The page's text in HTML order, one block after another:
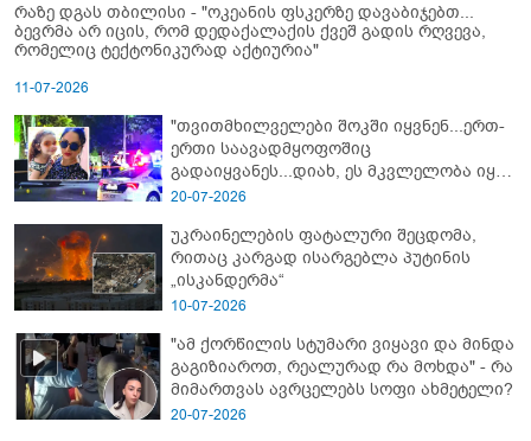
რაზე დგას თბილისი - "ოკეანის ფსკერზე დავაბიჯებთ...
ბევრმა არ იცის, რომ დედაქალაქის ქვეშ გადის რღვევა,
რომელიც ტექტონიკურად აქტიურია"
11-07-2026
"თვითმხილველები შოკში იყვნენ...ერთ-
ერთი საავადმყოფოშიც
გადაიყვანეს...დიახ, ეს მკვლელობა იყო"
- გორში დატრიალებული ტრაგედიის
20-07-2026
უკრაინელების ფატალური შეცდომა,
რითაც კარგად ისარგებლა პუტინის
„ისკანდერმა“
10-07-2026
"ამ ქორწილის სტუმარი ვიყავი და მინდა
გაგიზიაროთ, რეალურად რა მოხდა" - რა
მიმართვას ავრცელებს სოფი ახმეტელი?
20-07-2026